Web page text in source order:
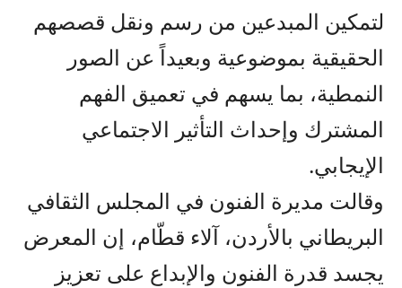
لتمكين المبدعين من رسم ونقل قصصهم
الحقيقية بموضوعية وبعيداً عن الصور
النمطية، بما يسهم في تعميق الفهم
المشترك وإحداث التأثير الاجتماعي
الإيجابي.
​وقالت مديرة الفنون في المجلس الثقافي
البريطاني بالأردن، آلاء قطّام، إن المعرض
يجسد قدرة الفنون والإبداع على تعزيز